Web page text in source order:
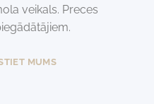
veikals. Preces
MUMS